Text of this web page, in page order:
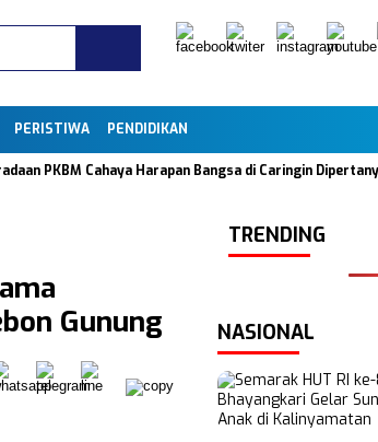
PERISTIWA PENDIDIKAN
PKBM Cahaya Harapan Bangsa di Caringin Dipertanyakan
Gunung
TRENDING
NASIONAL